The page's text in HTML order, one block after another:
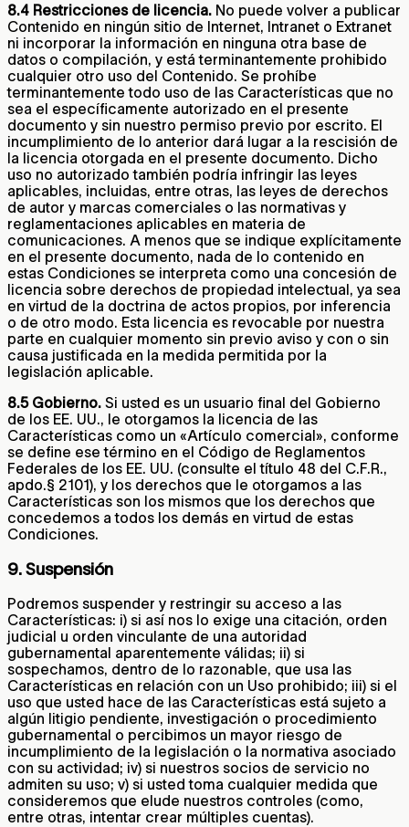
8.4 Restricciones de licencia. No puede volver a publicar
Contenido en ningún sitio de Internet, Intranet o Extranet
ni incorporar la información en ninguna otra base de
datos o compilación, y está terminantemente prohibido
cualquier otro uso del Contenido. Se prohíbe
terminantemente todo uso de las Características que no
sea el específicamente autorizado en el presente
documento y sin nuestro permiso previo por escrito. El
incumplimiento de lo anterior dará lugar a la rescisión de
la licencia otorgada en el presente documento. Dicho
uso no autorizado también podría infringir las leyes
aplicables, incluidas, entre otras, las leyes de derechos
de autor y marcas comerciales o las normativas y
reglamentaciones aplicables en materia de
comunicaciones. A menos que se indique explícitamente
en el presente documento, nada de lo contenido en
estas Condiciones se interpreta como una concesión de
licencia sobre derechos de propiedad intelectual, ya sea
en virtud de la doctrina de actos propios, por inferencia
o de otro modo. Esta licencia es revocable por nuestra
parte en cualquier momento sin previo aviso y con o sin
causa justificada en la medida permitida por la
legislación aplicable.
8.5 Gobierno. Si usted es un usuario final del Gobierno
de los EE. UU., le otorgamos la licencia de las
Características como un «Artículo comercial», conforme
se define ese término en el Código de Reglamentos
Federales de los EE. UU. (consulte el título 48 del C.F.R.,
apdo.§ 2101), y los derechos que le otorgamos a las
Características son los mismos que los derechos que
concedemos a todos los demás en virtud de estas
Condiciones.
9. Suspensión
Podremos suspender y restringir su acceso a las
Características: i) si así nos lo exige una citación, orden
judicial u orden vinculante de una autoridad
gubernamental aparentemente válidas; ii) si
sospechamos, dentro de lo razonable, que usa las
Características en relación con un Uso prohibido; iii) si el
uso que usted hace de las Características está sujeto a
algún litigio pendiente, investigación o procedimiento
gubernamental o percibimos un mayor riesgo de
incumplimiento de la legislación o la normativa asociado
con su actividad; iv) si nuestros socios de servicio no
admiten su uso; v) si usted toma cualquier medida que
consideremos que elude nuestros controles (como,
entre otras, intentar crear múltiples cuentas).